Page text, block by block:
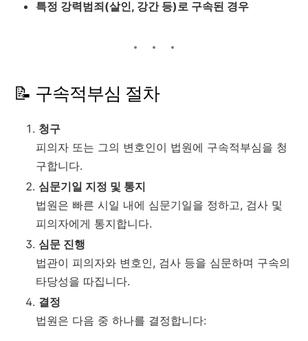
특정 강력범죄(살인, 강간 등)로 구속된 경우
📝 구속적부심 절차
청구
피의자 또는 그의 변호인이 법원에 구속적부심을 청
구합니다.
심문기일 지정 및 통지
법원은 빠른 시일 내에 심문기일을 정하고, 검사 및
피의자에게 통지합니다.
심문 진행
법관이 피의자와 변호인, 검사 등을 심문하며 구속의
타당성을 따집니다.
결정
법원은 다음 중 하나를 결정합니다: